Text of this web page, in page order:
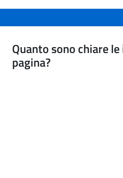
Quanto sono chiare
pagina?